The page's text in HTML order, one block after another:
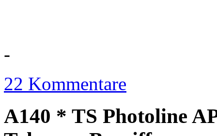
-
22 Kommentare
A140 * TS Photoline